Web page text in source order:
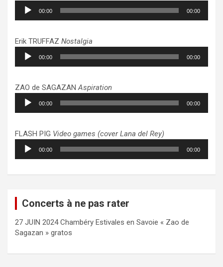
Lecteur
audio
00:00 00:00
Erik TRUFFAZ Nostalgia
Lecteur
audio
00:00 00:00
ZAO de SAGAZANAspiration
Lecteur
audio
00:00 00:00
FLASH PIG Video games (cover Lana del Rey)
Lecteur
audio
00:00 00:00
Concerts à ne pas rater
27 JUIN 2024 Chambéry Estivales en Savoie « Zao de
Sagazan » gratos